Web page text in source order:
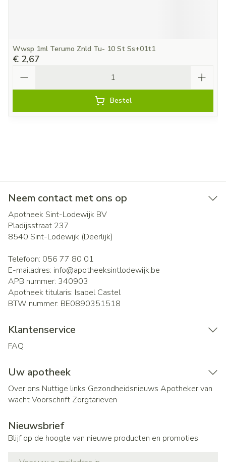
Wwsp 1ml Terumo Znld Tu- 10 St Ss+01t1
€ 2,67
Bestel
Neem contact met ons op
Apotheek Sint-Lodewijk BV
Pladijsstraat 237
8540 Sint-Lodewijk (Deerlijk)
Telefoon: 056 77 80 01
E-mailadres: info@apotheeksintlodewijk.be
APB nummer: 340903
Apotheek titularis: Isabel Castel
BTW nummer: BE0890351518
Klantenservice
FAQ
Uw apotheek
Over ons Nuttige links Gezondheidsnieuws Apotheker van
wachtVoorschrift Zorgtarieven
Nieuwsbrief
Blijf op de hoogte van nieuwe producten en promoties